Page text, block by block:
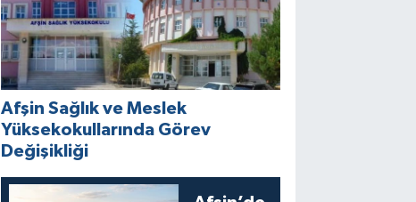
Afşin Sağlık ve Meslek
Yüksekokullarında Görev
Değişikliği